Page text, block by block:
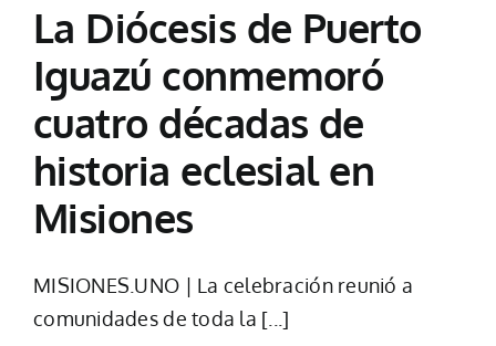
La Diócesis de Puerto
Iguazú conmemoró
cuatro décadas de
historia eclesial en
Misiones
MISIONES.UNO | La celebración reunió a
comunidades de toda la [...]